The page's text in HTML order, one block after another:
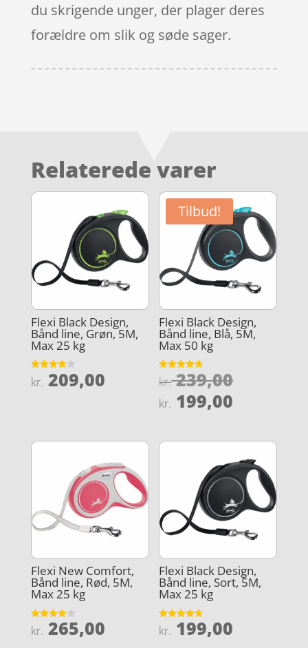
du skrigende unger, der plager deres
forældre om slik og søde sager.
Relaterede varer
Flexi Black Design,
Bånd line, Grøn, 5M,
Max 25 kg
Vurderet
3.9
kr. 209,00
Tilbud!
Flexi Black Design,
Bånd line, Blå, 5M,
Max 50 kg
Vurderet
4.7
kr.239,00Den
kr.
kr. 199,00
pris
er:
kr.
Flexi New Comfort,
Bånd line, Rød, 5M,
Max 25 kg
Vurderet
4.1
kr. 265,00
Flexi Black Design,
Bånd line, Sort, 5M,
Max 25 kg
Vurderet
4.7
kr. 199,00